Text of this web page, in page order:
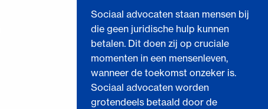
Sociaal advocaten staan mensen bij
die geen juridische hulp kunnen
betalen. Dit doen zij op cruciale
momenten in een mensenleven,
wanneer de toekomst onzeker is.
Sociaal advocaten worden
grotendeels betaald door de